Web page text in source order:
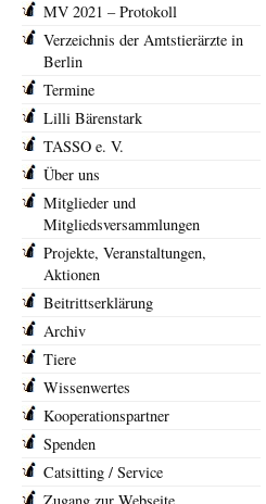
MV 2021 – Protokoll
Verzeichnis der Amtstierärzte in
Berlin
Termine
Lilli Bärenstark
TASSO e. V.
Über uns
Mitglieder und
Mitgliedsversammlungen
Projekte, Veranstaltungen,
Aktionen
Beitrittserklärung
Archiv
Tiere
Wissenwertes
Kooperationspartner
Spenden
Catsitting / Service